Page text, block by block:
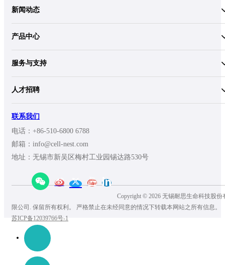
新闻动态
产品中心
服务与支持
人才招聘
联系我们
电话：+86-510-6800 6788
邮箱：info@cell-nest.com
地址：无锡市新吴区梅村工业园锡达路530号
Copyright © 2026 无锡耐思生命科技股份
限公司. 保留所有权利。 严格禁止在未经同意的情况下转载本网站之所有信息。
苏ICP备12039766号-1